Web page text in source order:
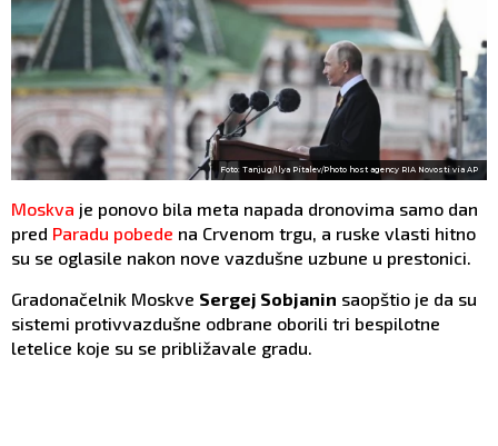
Foto: Tanjug/Ilya Pitalev/Photo host agency RIA Novosti via AP
Moskva je ponovo bila meta napada dronovima samo dan
pred Paradu pobede na Crvenom trgu, a ruske vlasti hitno
su se oglasile nakon nove vazdušne uzbune u prestonici.
Gradonačelnik Moskve Sergej Sobjanin saopštio je da su
sistemi protivvazdušne odbrane oborili tri bespilotne
letelice koje su se približavale gradu.